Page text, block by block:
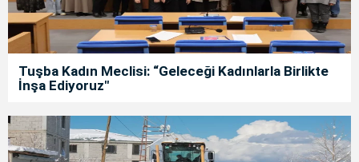
Tuşba Kadın Meclisi: “Geleceği Kadınlarla Birlikte
İnşa Ediyoruz"